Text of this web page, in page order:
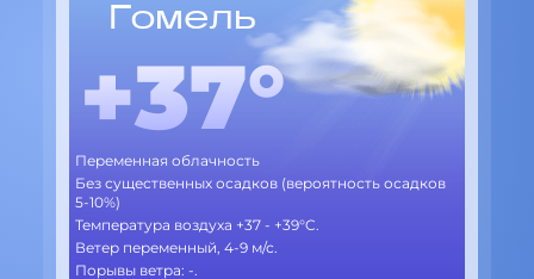
Гомель
+37°
Переменная облачность
Без существенных осадков (вероятность осадков
5-10%)
Температура воздуха +37 - +39°C.
Ветер переменный, 4-9 м/с.
Порывы ветра: -.